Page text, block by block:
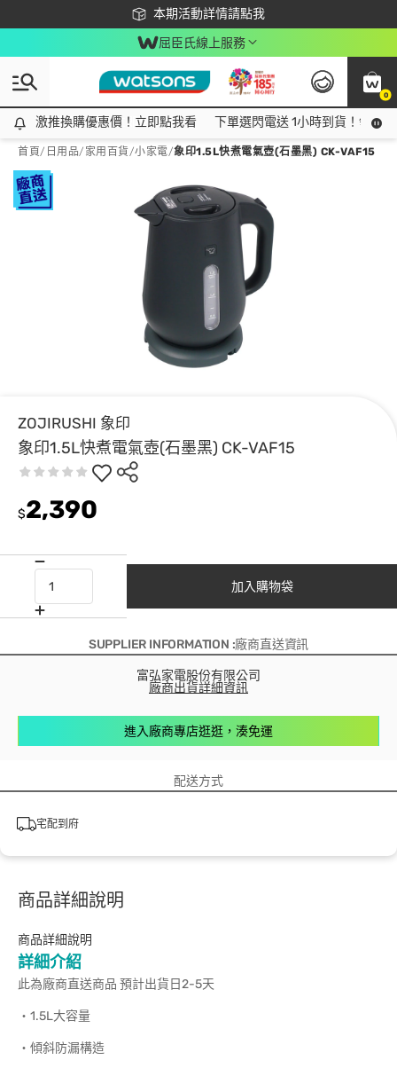
本期活動詳情請點我
下載app最高回饋$350
屈臣氏線上服務
0
激推換購優惠價！立即點我看
激推換購優惠價！立即點我看 下單選閃電送 1小時到貨！領神
首頁/ 日用品/ 家用百貨/小家電/象印1.5L快煮電氣壺(石墨黑) CK-VAF15
ZOJIRUSHI 象印
象印1.5L快煮電氣壺(石墨黑) CK-VAF15
$2,390
加入購物袋
SUPPLIER INFORMATION :廠商直送資訊
富弘家電股份有限公司
廠商出貨詳細資訊
進入廠商專店逛逛，湊免運
配送方式
宅配到府
商品詳細說明
商品詳細說明
詳細介紹
此為廠商直送商品 預計出貨日2-5天
‧1.5L大容量
‧傾斜防漏構造